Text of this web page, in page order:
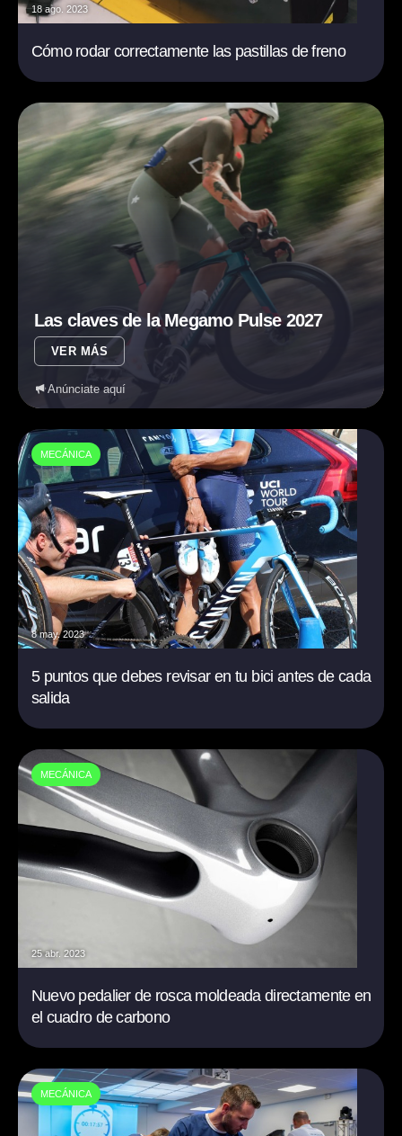
18 ago. 2023
Cómo rodar correctamente las pastillas de freno
Las claves de la Megamo Pulse 2027
VER MÁS
Anúnciate aquí
MECÁNICA
8 may. 2023
5 puntos que debes revisar en tu bici antes de cada
salida
MECÁNICA
25 abr. 2023
Nuevo pedalier de rosca moldeada directamente en
el cuadro de carbono
MECÁNICA